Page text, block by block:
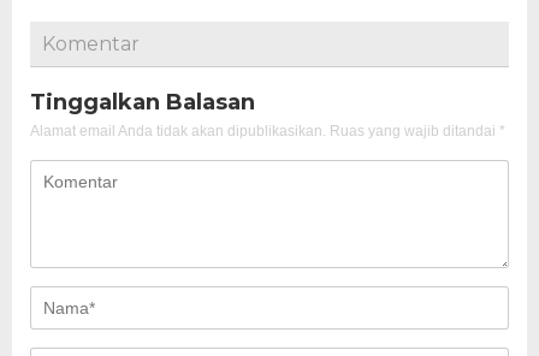
Komentar
Tinggalkan Balasan
Alamat email Anda tidak akan dipublikasikan. Ruas yang wajib ditandai *